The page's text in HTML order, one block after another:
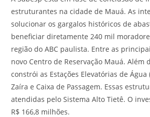
estruturantes na cidade de Mauá. As
solucionar os gargalos históricos de
beneficiar diretamente 240 mil
região do ABC paulista. Entre as
novo Centro de Reservação Mauá. Além
constrói as Estações Elevatórias de Água
Zaíra e Caixa de Passagem. Essas
atendidas pelo Sistema Alto Tietê. O
R$ 166,8 milhões.